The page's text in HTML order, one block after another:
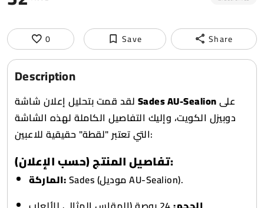
0 Save Share
Description
Sades AU-Sealion
دوبيزل الكويت، وإليك التفاصيل الكاملة لهذه الشاشة
التي تعتبر "لقطة" حقيقية للاعبين:
تفاصيل المنتج (حسب الإعلان):
الماركة:
Sades (موديل AU-Sealion).